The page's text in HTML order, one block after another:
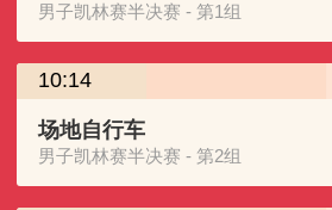
男子凯林赛半决赛 - 第1组
10:14
场地自行车
男子凯林赛半决赛 - 第2组